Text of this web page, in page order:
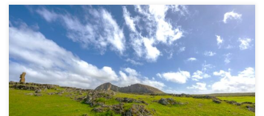
Durante décadas, la Isla de Pascua (Rapa Nui) se presentó al mundo como
un caso paradigmático de autodestrucción ecológica. Según la narrativa
dominante, el pueblo Rapa Nui habría agotado sus […]